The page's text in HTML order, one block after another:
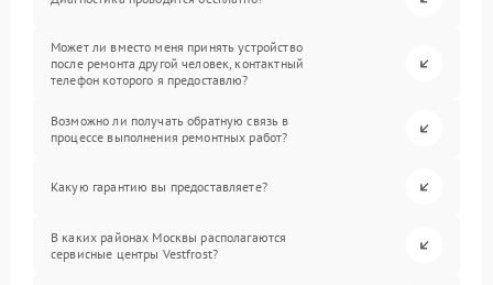
Может ли вместо меня принять устройство
после ремонта другой человек, контактный
телефон которого я предоставлю?
Возможно ли получать обратную связь в
процессе выполнения ремонтных работ?
Какую гарантию вы предоставляете?
В каких районах Москвы располагаются
сервисные центры Vestfrost?